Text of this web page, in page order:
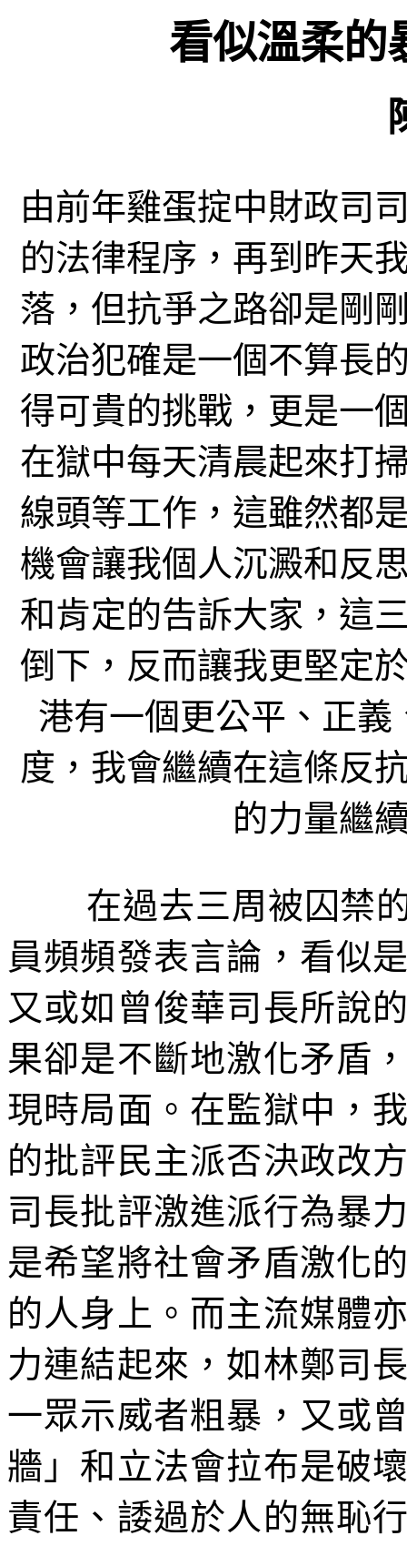
看似溫柔的
由前年雞蛋掟中財政司
的法律程序，再到昨天
落，但抗爭之路卻是剛
政治犯確是一個不算長
得可貴的挑戰，更是一
在獄中每天清晨起來打
線頭等工作，這雖然都
機會讓我個人沉澱和反
和肯定的告訴大家，這
倒下，反而讓我更堅定
港有一個更公平、正
度，我會繼續在這條反
的力量繼
在過去三周被囚禁
員頻頻發表言論，看似
又或如曾俊華司長所說
果卻是不斷地激化矛盾
現時局面。在監獄中，
的批評民主派否決政改
司長批評激進派行為暴
是希望將社會矛盾激化
的人身上。而主流媒體
力連結起來，如林鄭司
一眾示威者粗暴，又或
牆」和立法會拉布是破
責任、諉過於人的無恥